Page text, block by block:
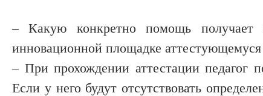
– Какую конкретно помощь получает
инновационной площадке
– При прохождении аттестации педагог
Если у него будут отсутствовать